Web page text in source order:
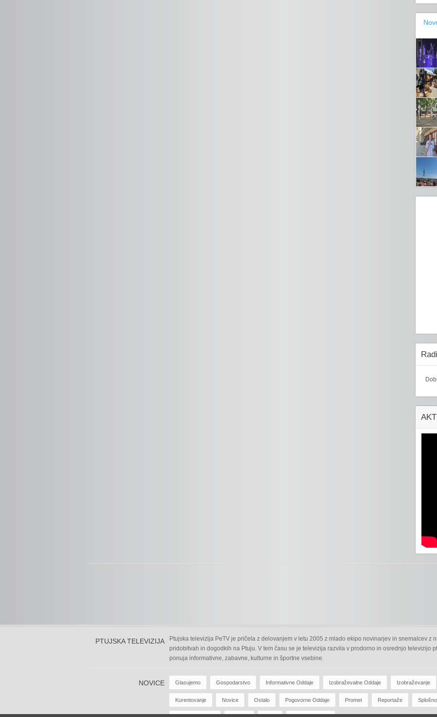
PTUJSKA TELEVIZIJA
Ptujska televizija PeTV je pričela z delovanjem v letu 2005 z mlado ekipo novinarjev in snemalcev z
pridobitvah in dogodkih na Ptuju. V tem času se je televizija razvila v prodorno in osrednjo televizijo
ponuja informativne, zabavne, kulturne in športne vsebine.
NOVICE Glasujemo Gospodarstvo Informativne Oddaje Izobraževalne Oddaje Izobraževanje
Kurentovanje Novice Ostalo Pogovorne Oddaje Promet Reportaže Splošno